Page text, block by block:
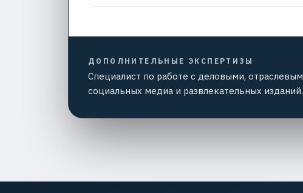
ДОПОЛНИТЕЛЬНЫЕ ЭКСПЕРТИЗЫ
Специалист по работе с деловыми,
социальных медиа и развлекательных изданий.